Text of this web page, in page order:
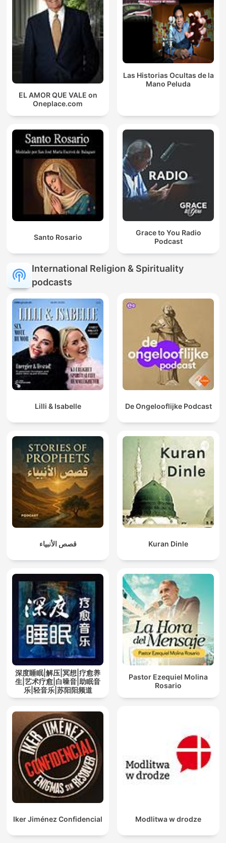
EL AMOR QUE VALE on
Oneplace.com
Las Historias Ocultas de la
Mano Peluda
Santo Rosario
Grace to You Radio
Podcast
International Religion & Spirituality
podcasts
Lilli & Isabelle De Ongelooflijke Podcast
قصص الأنبياء Kuran Dinle
深度睡眠|解压|冥想|疗愈养
生|艺术疗愈|白噪音|助眠音
乐|轻音乐|苏阳阳频道
Pastor Ezequiel Molina
Rosario
Iker Jiménez Confidencial Modlitwa w drodze